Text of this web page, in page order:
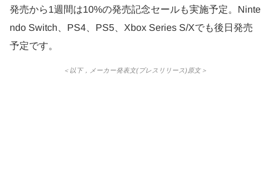
発売から1週間は10%の発売記念セールも実施予定。Ninte
ndo Switch、PS4、PS5、Xbox Series S/Xでも後日発売
予定です。
＜以下，メーカー発表文(プレスリリース)原文＞